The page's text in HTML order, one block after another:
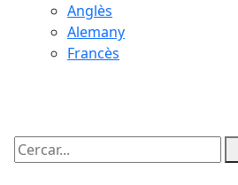
Anglès
Alemany
Francès
Cercar: